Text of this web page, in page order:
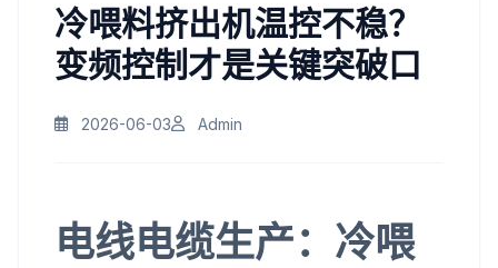
冷喂料挤出机温控不稳？
变频控制才是关键突破口
2026-06-03 Admin
电线电缆生产：冷喂